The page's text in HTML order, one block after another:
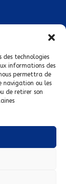
des technologies
informations des
permettra de
navigation ou les
de retirer son